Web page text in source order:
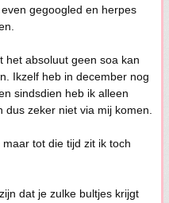
gegoogled en herpes
het absoluut geen soa kan
Ikzelf heb in december nog
sindsdien heb ik alleen
zeker niet via mij komen.
tot die tijd zit ik toch
dat je zulke bultjes krijgt